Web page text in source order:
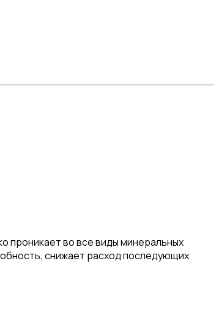
проникает во все виды минеральных
снижает расход последующих